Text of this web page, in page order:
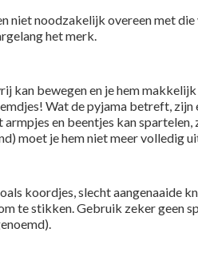
niet noodzakelijk overeen met
het merk.
kan bewegen en je hem
Wat de pyjama betreft,
en beentjes kan
moet je hem niet meer volledig
koordjes, slecht aangenaaide
te stikken. Gebruik zeker geen